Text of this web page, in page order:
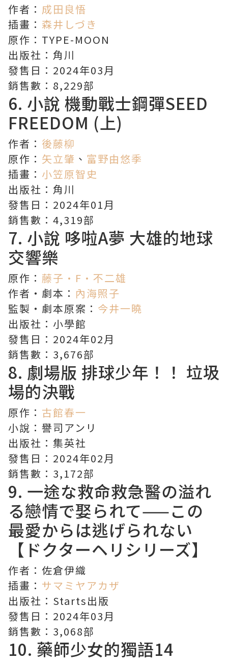
作者： 成田良悟
插畫： 森井しづき
原作：TYPE-MOON
出版社：角川
發售日：2024年03月
銷售數：8,229部
6. 小說 機動戰士鋼彈SEED
FREEDOM (上)
作者： 後藤柳
原作： 矢立肇 、 富野由悠季
插畫： 小笠原智史
出版社：角川
發售日：2024年01月
銷售數：4,319部
7. 小說 哆啦A夢 大雄的地球
交響樂
原作： 藤子·F·不二雄
作者・劇本： 內海照子
監製・劇本原案： 今井一曉
出版社：小學館
發售日：2024年02月
銷售數：3,676部
8. 劇場版 排球少年！！ 垃圾
場的決戰
原作： 古館春一
小說：譽司アンリ
出版社：集英社
發售日：2024年02月
銷售數：3,172部
9. 一途な救命救急醫の溢れ
る戀情で娶られて——この
最愛からは逃げられない
【ドクターヘリシリーズ】
作者：佐倉伊織
插畫： サマミヤアカザ
出版社：Starts出版
發售日：2024年03月
銷售數：3,068部
10. 藥師少女的獨語14